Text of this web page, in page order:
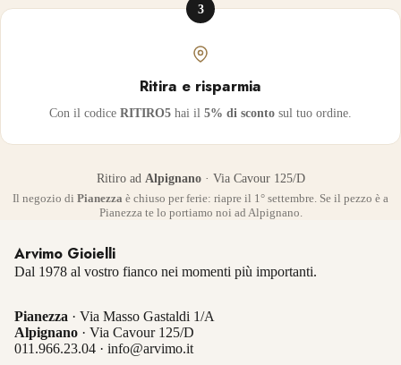
3
Ritira e risparmia
Con il codice RITIRO5 hai il 5% di sconto sul tuo ordine.
Ritiro ad Alpignano· Via Cavour 125/D
Il negozio di Pianezza è chiuso per ferie: riapre il 1° settembre. Se il pezzo è a
Pianezza te lo portiamo noi ad Alpignano.
Arvimo Gioielli
Dal 1978 al vostro fianco nei momenti più importanti.
Pianezza · Via Masso Gastaldi 1/A
Alpignano · Via Cavour 125/D
011.966.23.04 · info@arvimo.it